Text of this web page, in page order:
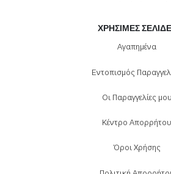
ΧΡΉΣΙΜΕΣ
Αγαπημένα
Εντοπισμός
Οι Παραγγελίες μου
Κέντρο Απορρήτου
Όροι Χρήσης